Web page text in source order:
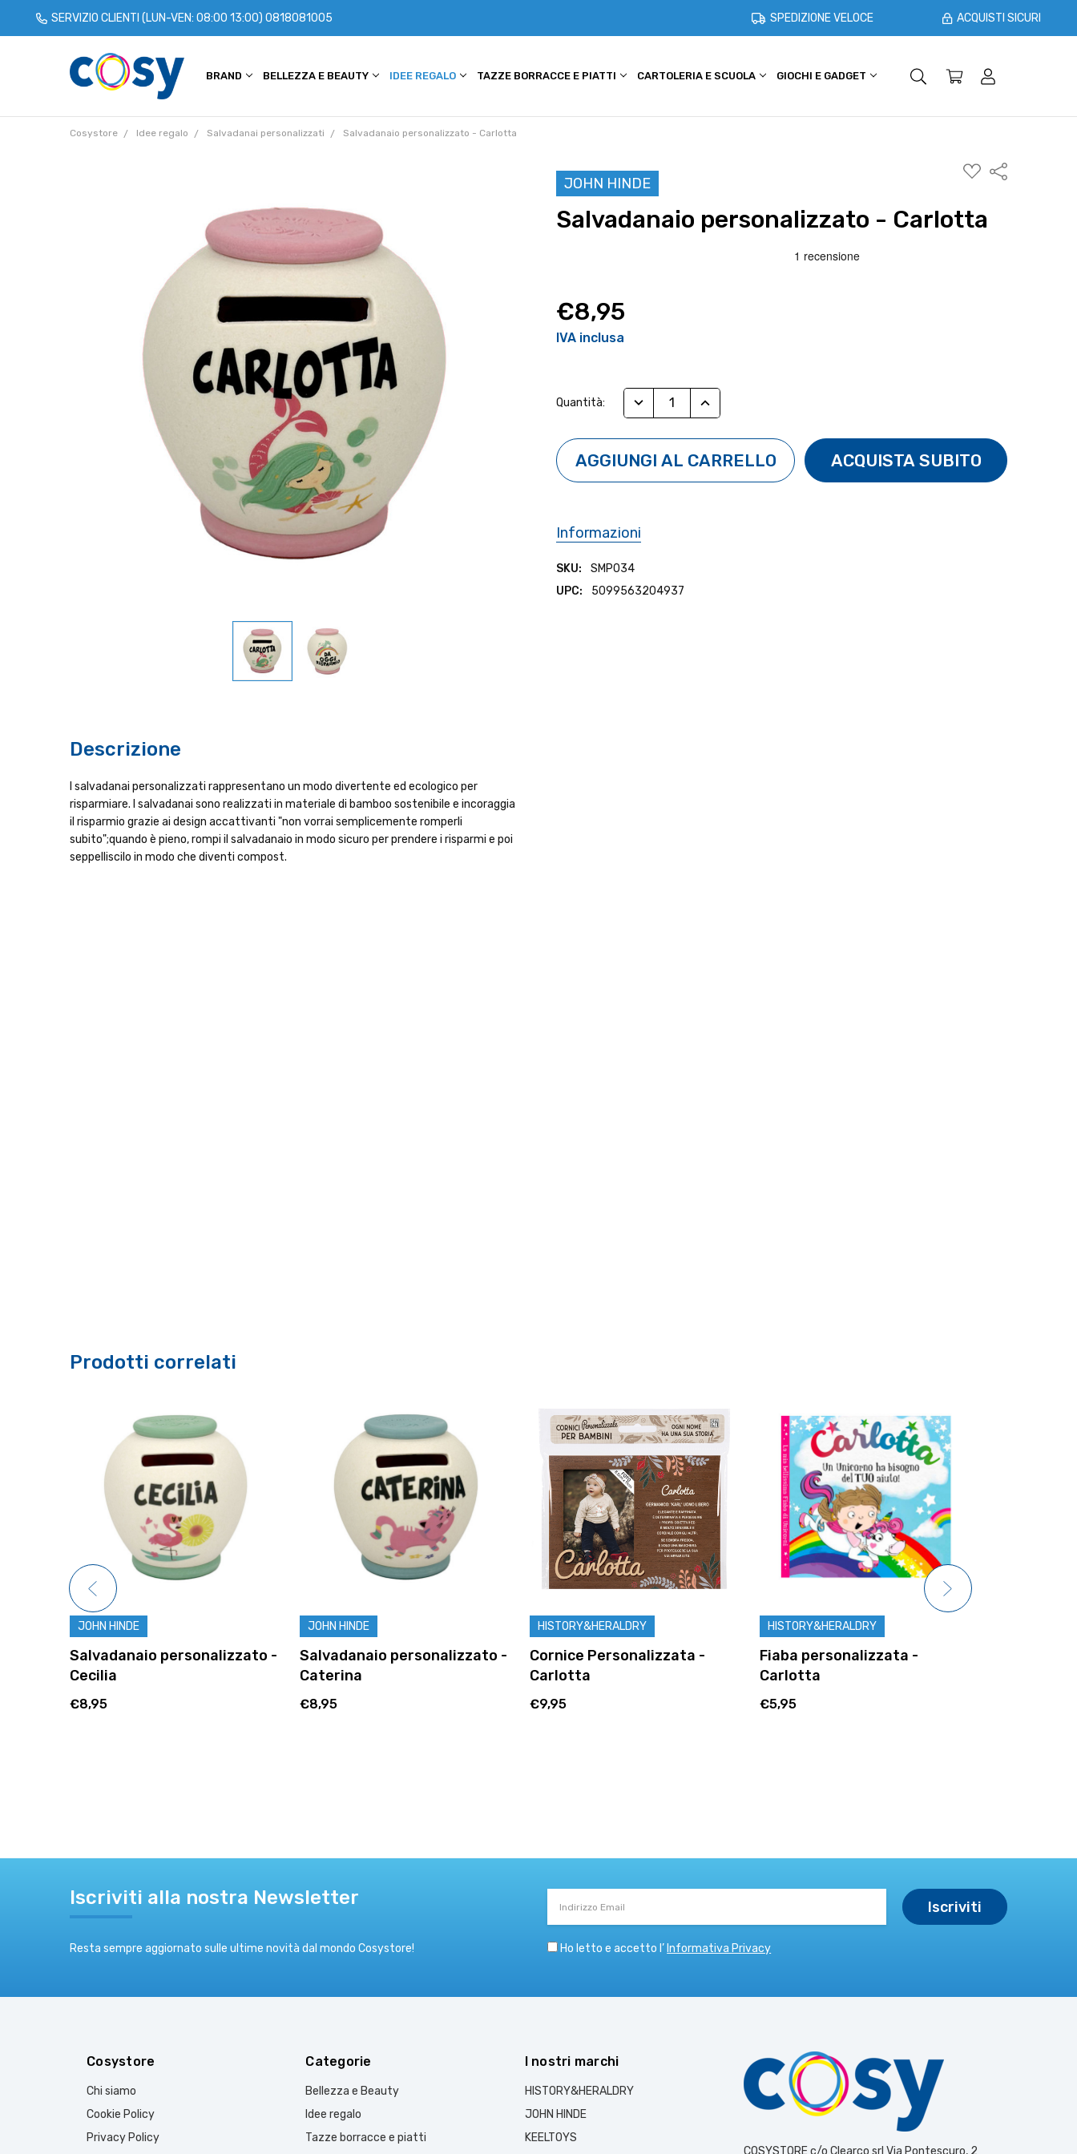
SERVIZIO CLIENTI (LUN-VEN: 08:00 13:00) 0818081005 SPEDIZIONE VELOCE ACQUISTI SICURI
BRAND BELLEZZA E BEAUTY IDEE REGALO TAZZE BORRACCE E PIATTI CARTOLERIA E SCUOLA GIOCHI E GADGET SHOPPER E CASA
CHI SIAMO
COOKIE POLICY
PRIVACY POLICY
TERMINI E CONDIZIONI
SPEDIZIONI
CONTATTACI
BLOG
Cosystore Idee regalo Salvadanai personalizzati Salvadanaio personalizzato - Carlotta
JOHN HINDE
AGGIUNGI
ALLA
Condividi
Salvadanaio personalizzato - Carlotta
€8,95
IVA inclusa
Attuale:
Quantità: RIDUCI QUANTITÀ:AUMENTA QUANTITÀ:
Informazioni
SKU:
SMP034
UPC:
5099563204937
Descrizione
I salvadanai personalizzati rappresentano un modo divertente ed ecologico per
risparmiare. I salvadanai sono realizzati in materiale di bamboo sostenibile e incoraggia
il risparmio grazie ai design accattivanti "non vorrai semplicemente romperli
subito";quando è pieno, rompi il salvadanaio in modo sicuro per prendere i risparmi e poi
seppelliscilo in modo che diventi compost.
Prodotti correlati
JOHN HINDE
Salvadanaio personalizzato -
Cecilia
€8,95
JOHN HINDE
Salvadanaio personalizzato -
Caterina
€8,95
HISTORY&HERALDRY
Cornice Personalizzata -
Carlotta
€9,95
HISTORY&HERALDRY
Fiaba personalizzata -
Carlotta
€5,95
Iscriviti alla nostra Newsletter
Resta sempre aggiornato sulle ultime novità dal mondo Cosystore!
Email
Ho letto e accetto l’ Informativa Privacy
Cosystore
Chi siamo
Cookie Policy
Privacy Policy
Categorie
Bellezza e Beauty
Idee regalo
Tazze borracce e piatti
I nostri marchi
HISTORY&HERALDRY
JOHN HINDE
KEELTOYS
COSYSTORE c/o Clearco srl Via Pontescuro, 2